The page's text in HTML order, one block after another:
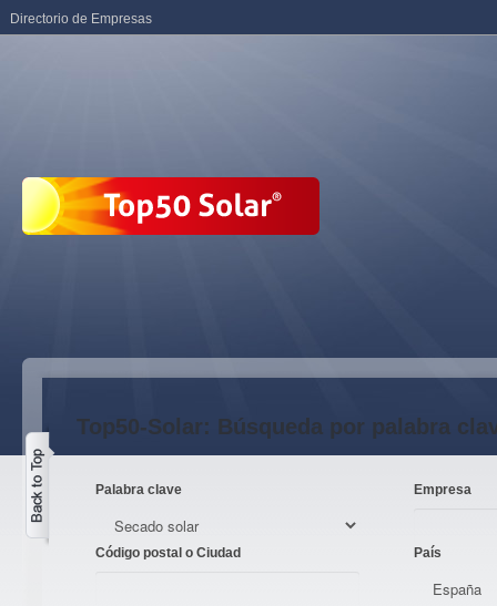
Top50-Solar: Búsqueda por palabra
Palabra clave Empresa
Código postal o Ciudad País
Directorio de Empresas